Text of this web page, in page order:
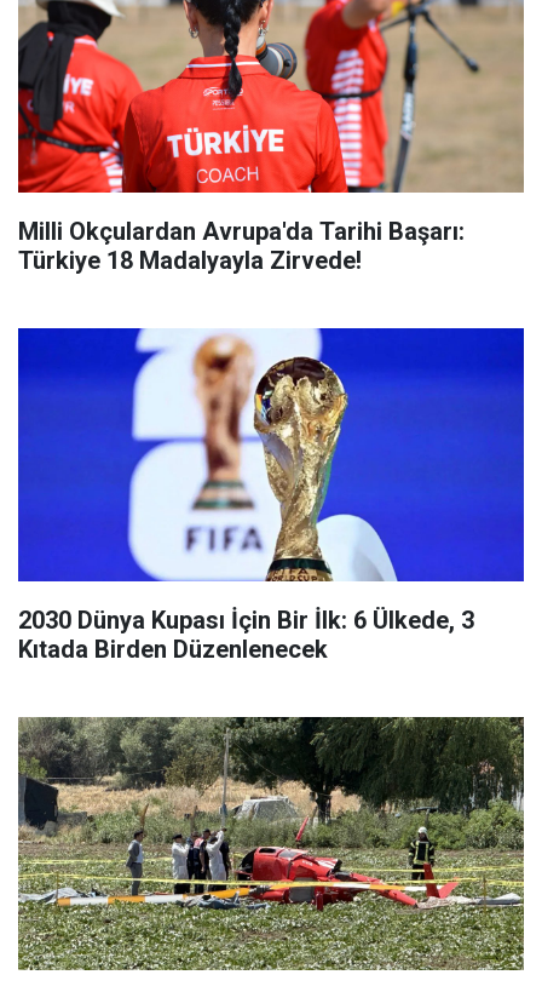
Milli Okçulardan Avrupa'da Tarihi Başarı:
Türkiye 18 Madalyayla Zirvede!
2030 Dünya Kupası İçin Bir İlk: 6 Ülkede, 3
Kıtada Birden Düzenlenecek